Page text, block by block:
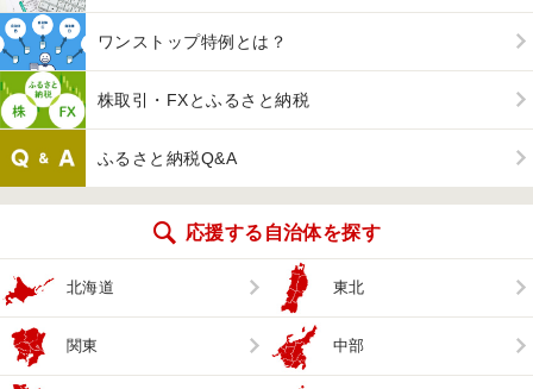
ワンストップ特例とは？
株取引・FXとふるさと納税
ふるさと納税Q&A
応援する自治体を探す
北海道 東北
関東 中部